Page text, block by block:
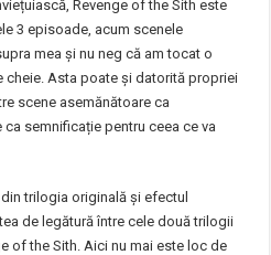
Revenge of the Sith este
3 episoade, acum scenele
mea și nu neg că am tocat o
cheie. Asta poate și datorită propriei
scene asemănătoare ca
semnificație pentru ceea ce va
trilogia originală și efectul
de legătură între cele două trilogii
of the Sith. Aici nu mai este loc de